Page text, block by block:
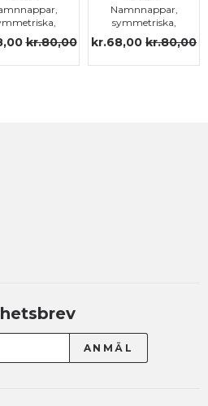
stl.3
kr.80,00
Namnnappar,
symmetriska,
silikon stl.3
kr.68,00 kr.80,00